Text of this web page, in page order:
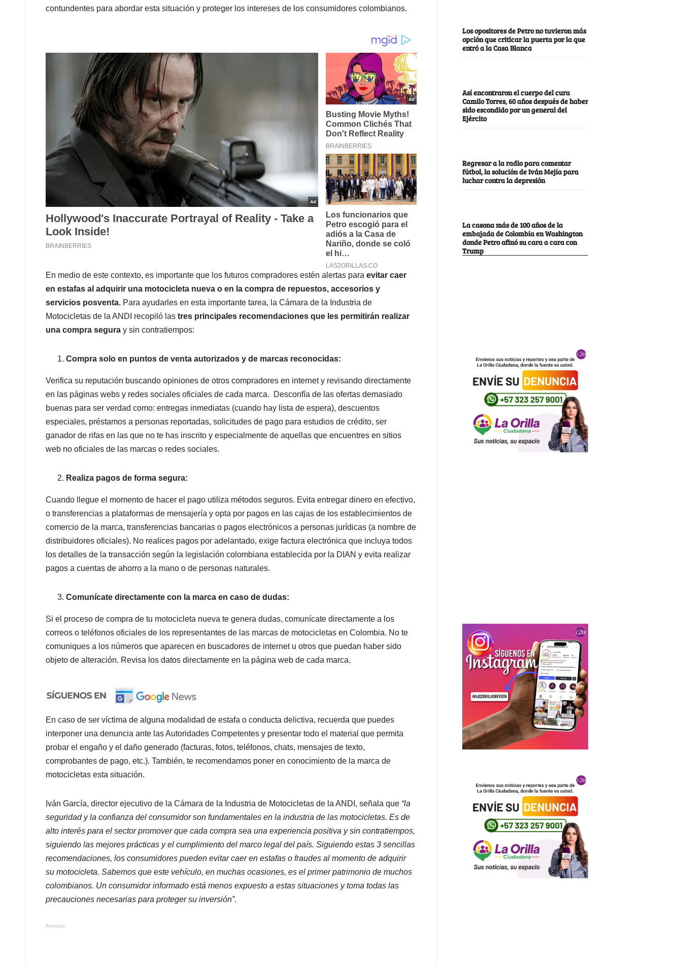
contundentes para abordar esta situación y proteger los intereses de los consumidores colombianos.
En medio de este contexto, es importante que los futuros compradores estén alertas para evitar caer
en estafas al adquirir una motocicleta nueva o en la compra de repuestos, accesorios y
servicios posventa. Para ayudarles en esta importante tarea, la Cámara de la Industria de
Motocicletas de la ANDI recopiló las tres principales recomendaciones que les permitirán realizar
una compra segura y sin contratiempos:
Compra solo en puntos de venta autorizados y de marcas reconocidas:
Verifica su reputación buscando opiniones de otros compradores en internet y revisando directamente
en las páginas webs y redes sociales oficiales de cada marca. Desconfía de las ofertas demasiado
buenas para ser verdad como: entregas inmediatas (cuando hay lista de espera), descuentos
especiales, préstamos a personas reportadas, solicitudes de pago para estudios de crédito, ser
ganador de rifas en las que no te has inscrito y especialmente de aquellas que encuentres en sitios
web no oficiales de las marcas o redes sociales.
Realiza pagos de forma segura:
Cuando llegue el momento de hacer el pago utiliza métodos seguros. Evita entregar dinero en efectivo,
o transferencias a plataformas de mensajería y opta por pagos en las cajas de los establecimientos de
comercio de la marca, transferencias bancarias o pagos electrónicos a personas jurídicas (a nombre de
distribuidores oficiales). No realices pagos por adelantado, exige factura electrónica que incluya todos
los detalles de la transacción según la legislación colombiana establecida por la DIAN y evita realizar
pagos a cuentas de ahorro a la mano o de personas naturales.
Comunícate directamente con la marca en caso de dudas:
Si el proceso de compra de tu motocicleta nueva te genera dudas, comunícate directamente a los
correos o teléfonos oficiales de los representantes de las marcas de motocicletas en Colombia. No te
comuniques a los números que aparecen en buscadores de internet u otros que puedan haber sido
objeto de alteración. Revisa los datos directamente en la página web de cada marca.
En caso de ser víctima de alguna modalidad de estafa o conducta delictiva, recuerda que puedes
interponer una denuncia ante las Autoridades Competentes y presentar todo el material que permita
probar el engaño y el daño generado (facturas, fotos, teléfonos, chats, mensajes de texto,
comprobantes de pago, etc.). También, te recomendamos poner en conocimiento de la marca de
motocicletas esta situación.
Iván García, director ejecutivo de la Cámara de la Industria de Motocicletas de la ANDI, señala que “la
seguridad y la confianza del consumidor son fundamentales en la industria de las motocicletas. Es de
alto interés para el sector promover que cada compra sea una experiencia positiva y sin contratiempos,
siguiendo las mejores prácticas y el cumplimiento del marco legal del país. Siguiendo estas 3 sencillas
recomendaciones, los consumidores pueden evitar caer en estafas o fraudes al momento de adquirir
su motocicleta. Sabemos que este vehículo, en muchas ocasiones, es el primer patrimonio de muchos
colombianos. Un consumidor informado está menos expuesto a estas situaciones y toma todas las
precauciones necesarias para proteger su inversión”.
Anuncios.
Los opositores de Petro no tuvieron más
opción que criticar la puerta por la que
entró a la Casa Blanca
Así encontraron el cuerpo del cura
Camilo Torres, 60 años después de haber
sido escondido por un general del
Ejército
Regresar a la radio para comentar
fútbol, la solución de Iván Mejía para
luchar contra la depresión
La casona más de 100 años de la
embajada de Colombia en Washington
donde Petro afinó su cara a cara con
Trump